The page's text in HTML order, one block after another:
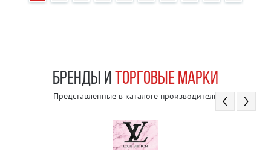
БРЕНДЫ И ТОРГОВЫЕ МАРКИ
Представленные в каталоге производители